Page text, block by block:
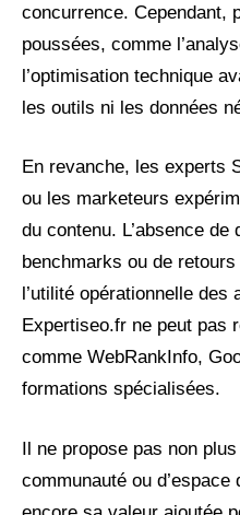
concurrence. Cependant,
poussées, comme
l’optimisation technique
les outils ni les données
En revanche, les experts
ou les marketeurs
du contenu. L’absence
benchmarks ou de
l’utilité opérationnelle
Expertiseo.fr ne peut pas
comme WebRankInfo,
formations spécialisées.
Il ne propose pas non
communauté ou d’espace